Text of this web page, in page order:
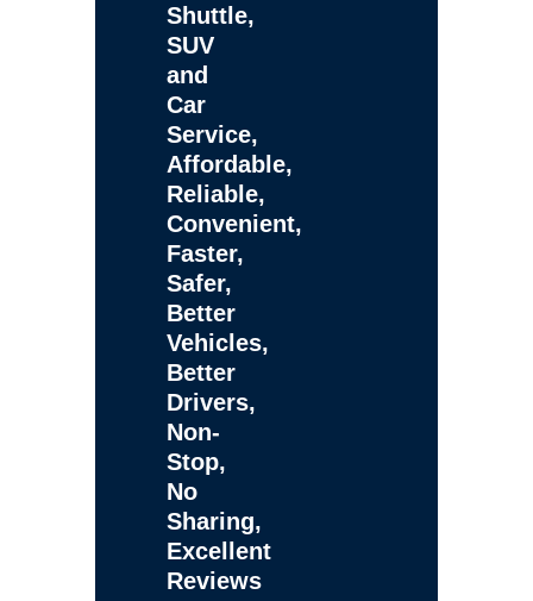
Shuttle,
SUV
and
Car
Service,
Affordable,
Reliable,
Convenient,
Faster,
Safer,
Better
Vehicles,
Better
Drivers,
Non-
Stop,
No
Sharing,
Excellent
Reviews